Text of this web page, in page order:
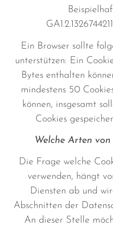
Ein Browser sollte
unterstützen: Ein
Bytes enthalten
mindestens 50
können, insgesamt
Cookies
Welche Arten
Die Frage welche
verwenden, hängt
Diensten ab und
Abschnitten der
An dieser Stelle